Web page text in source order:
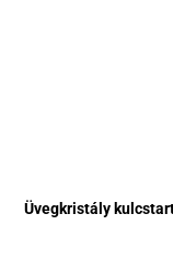
Üvegkristály